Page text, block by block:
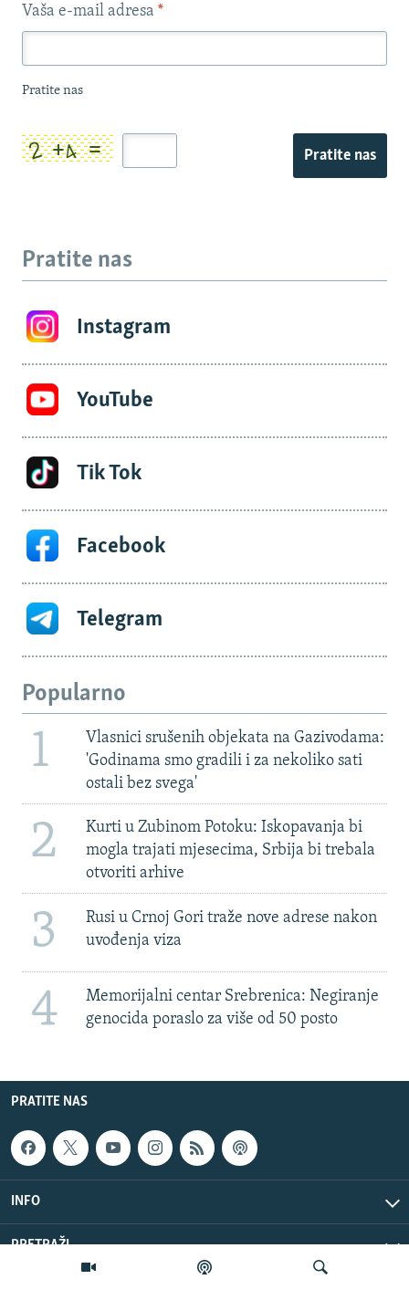
Vaša e-mail adresa *
Pratite nas
Pratite nas
Pratite nas
Instagram
YouTube
Tik Tok
Facebook
Telegram
Popularno
1
Vlasnici srušenih objekata na Gazivodama:
'Godinama smo gradili i za nekoliko sati
ostali bez svega'
2
Kurti u Zubinom Potoku: Iskopavanja bi
mogla trajati mjesecima, Srbija bi trebala
otvoriti arhive
3
Rusi u Crnoj Gori traže nove adrese nakon
uvođenja viza
4
Memorijalni centar Srebrenica: Negiranje
genocida poraslo za više od 50 posto
PRATITE NAS
INFO
PRETRAŽI